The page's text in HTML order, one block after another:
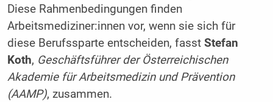
Diese Rahmenbedingungen finden
Arbeitsmediziner:innen vor, wenn sie sich für
diese Berufssparte entscheiden, fasst Stefan
Koth, Geschäftsführer der Österreichischen
Akademie für Arbeitsmedizin und Prävention
(AAMP), zusammen.